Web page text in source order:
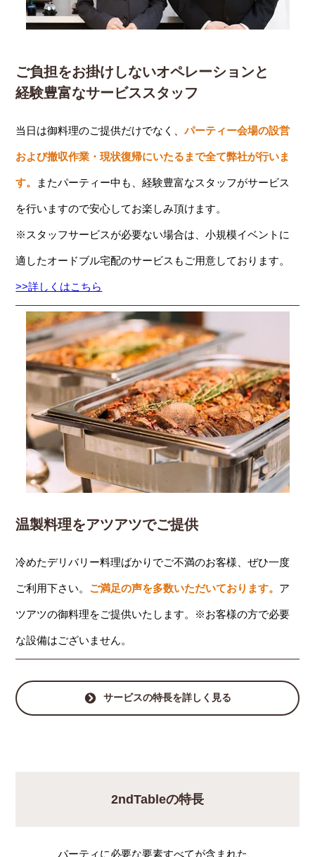
ご負担をお掛けしないオペレーションと
経験豊富なサービススタッフ
当日は御料理のご提供だけでなく、パーティー会場の設営
および撤収作業・現状復帰にいたるまで全て弊社が行いま
す。 またパーティー中も、経験豊富なスタッフがサービス
を行いますので安心してお楽しみ頂けます。
※スタッフサービスが必要ない場合は、小規模イベントに
適したオードブル宅配のサービスもご用意しております。
>>詳しくはこちら
温製料理をアツアツでご提供
冷めたデリバリー料理ばかりでご不満のお客様、ぜひ一度
ご利用下さい。 ご満足の声を多数いただいております。 ア
ツアツの御料理をご提供いたします。※お客様の方で必要
な設備はございません。
サービスの特長を詳しく見る
2ndTableの特長
パーティに必要な要素すべてが含まれた、